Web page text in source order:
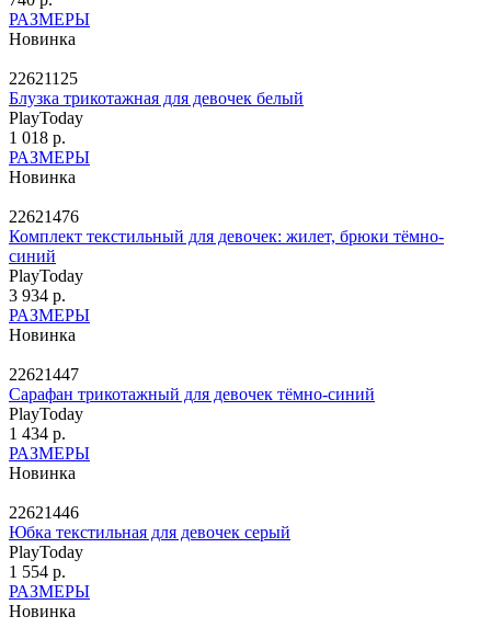
РАЗМЕРЫ
Новинка
22621125
Блузка трикотажная для девочек белый
PlayToday
1 018 р.
РАЗМЕРЫ
Новинка
22621476
Комплект текстильный для девочек: жилет, брюки тёмно-
синий
PlayToday
3 934 р.
РАЗМЕРЫ
Новинка
22621447
Сарафан трикотажный для девочек тёмно-синий
PlayToday
1 434 р.
РАЗМЕРЫ
Новинка
22621446
Юбка текстильная для девочек серый
PlayToday
1 554 р.
РАЗМЕРЫ
Новинка